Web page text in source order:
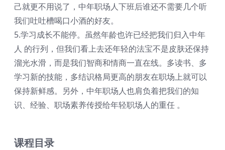
己就更不用说了，中年职场人下班后谁还不需要几个听
我们吐吐槽喝口小酒的好友。
5.学习成长不能停。虽然年龄也许已经把我们归入中年
人 的行列，但我们看上去还年轻的法宝不是皮肤还保持
溜光水滑，而是我们智商和情商一直在线。多读书、多
学习新的技能，多结识格局更高的朋友在职场上就可以
保持新鲜感。另外，中年职场人也肩负着把我们的知
识、经验、职场素养传授给年轻职场人的重任 。
课程目录